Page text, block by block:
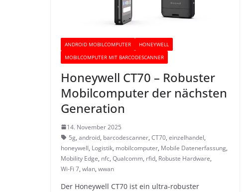
ANDROID MOBILCOMPUTER
HONEYWELL
MOBILCOMPUTER MIT BARCODESCANNER
Honeywell CT70 – Robuster
Mobilcomputer der nächsten
Generation
14. November 2025
5g, android, barcodescanner, CT70, einzelhandel,
honeywell, Logistik, mobilcomputer, Mobile Datenerfassung,
Mobility Edge, nfc, Qualcomm, rfid, Robuste Hardware,
Wi-Fi 7, wlan, wwan
Der Honeywell CT70 ist ein ultra-robuster